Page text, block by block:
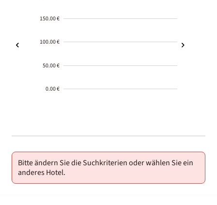
150.00 €
100.00 €
50.00 €
0.00 €
01-02
Bitte ändern Sie die Suchkriterien oder wählen Sie ein
anderes Hotel.